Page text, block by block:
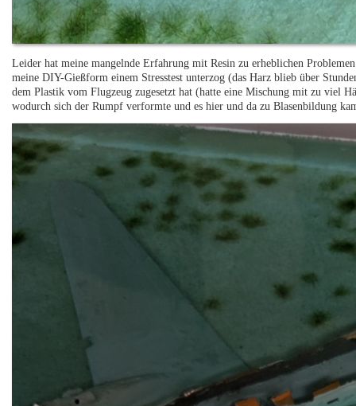
Leider hat meine mangelnde Erfahrung mit Resin zu erheblichen
meine DIY-Gießform einem Stresstest unterzog (das Harz blieb über
dem Plastik vom Flugzeug zugesetzt hat (hatte eine Mischung mit zu viel
wodurch sich der Rumpf verformte und es hier und da zu Blasenbildung